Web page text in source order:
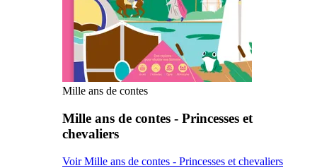
Mille ans de contes
Mille ans de contes - Princesses et
chevaliers
Voir Mille ans de contes - Princesses et chevaliers